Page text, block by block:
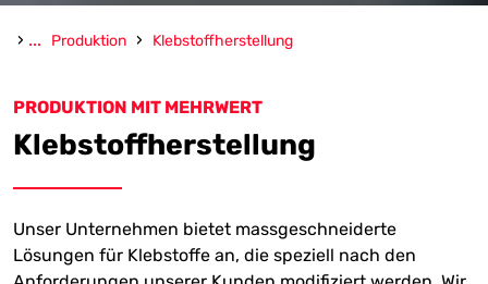
› ... Produktion › Klebstoffherstellung
PRODUKTION MIT MEHRWERT
Klebstoffherstellung
Unser Unternehmen bietet massgeschneiderte
Lösungen für Klebstoffe an, die speziell nach den